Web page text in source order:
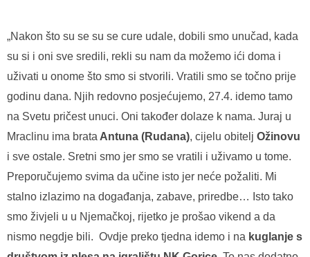
„Nakon što su se su se cure udale, dobili smo unučad, kada
su si i oni sve sredili, rekli su nam da možemo ići doma i
uživati u onome što smo si stvorili. Vratili smo se točno prije
godinu dana. Njih redovno posjećujemo, 27.4. idemo tamo
na Svetu pričest unuci. Oni također dolaze k nama. Juraj u
Mraclinu ima brata Antuna (Rudana), cijelu obitelj Ožinovu
i sve ostale. Sretni smo jer smo se vratili i uživamo u tome.
Preporučujemo svima da učine isto jer neće požaliti. Mi
stalno izlazimo na događanja, zabave, priredbe… Isto tako
smo živjeli u u Njemačkoj, rijetko je prošao vikend a da
nismo negdje bili. Ovdje preko tjedna idemo i na kuglanje s